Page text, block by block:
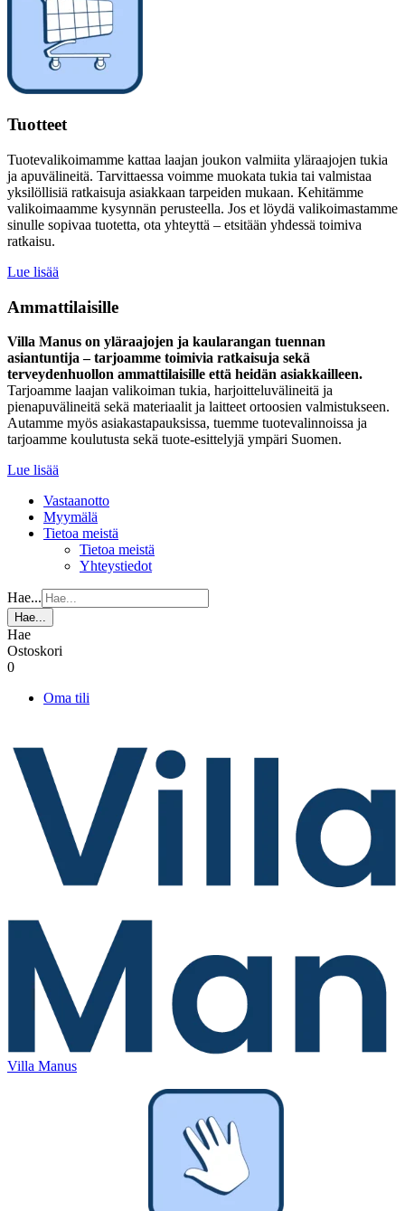
Tuotteet
Tuotevalikoimamme kattaa laajan joukon valmiita yläraajojen tukia
ja apuvälineitä. Tarvittaessa voimme muokata tukia tai valmistaa
yksilöllisiä ratkaisuja asiakkaan tarpeiden mukaan. Kehitämme
valikoimaamme kysynnän perusteella. Jos et löydä valikoimastamme
sinulle sopivaa tuotetta, ota yhteyttä – etsitään yhdessä toimiva
ratkaisu.
Lue lisää
Ammattilaisille
Villa Manus on yläraajojen ja kaularangan tuennan
asiantuntija – tarjoamme toimivia ratkaisuja sekä
terveydenhuollon ammattilaisille että heidän asiakkailleen.
Tarjoamme laajan valikoiman tukia, harjoitteluvälineitä ja
pienapuvälineitä sekä materiaalit ja laitteet ortoosien valmistukseen.
Autamme myös asiakastapauksissa, tuemme tuotevalinnoissa ja
tarjoamme koulutusta sekä tuote-esittelyjä ympäri Suomen.
Lue lisää
Vastaanotto
Myymälä
Tietoa meistä
Tietoa meistä
Yhteystiedot
Hae...
Hae...
Hae
Ostoskori
0
Oma tili
Villa Manus